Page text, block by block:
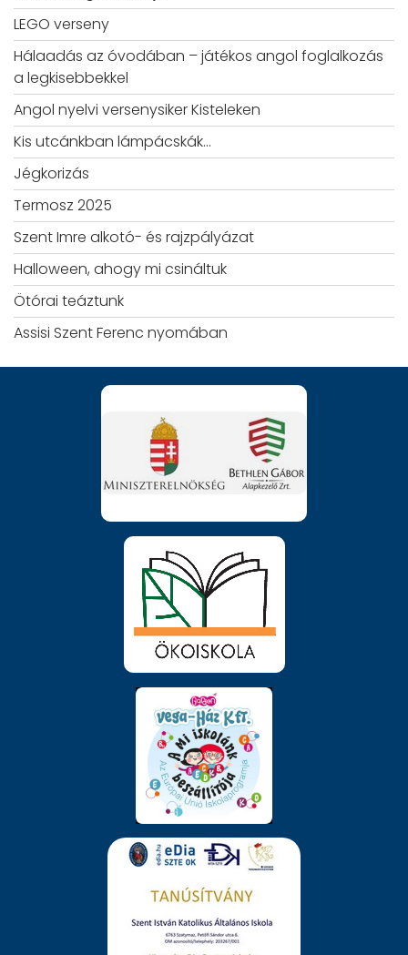
LEGO verseny
Hálaadás az óvodában – játékos angol foglalkozás
a legkisebbekkel
Angol nyelvi versenysiker Kisteleken
Kis utcánkban lámpácskák…
Jégkorizás
Termosz 2025
Szent Imre alkotó- és rajzpályázat
Halloween, ahogy mi csináltuk
Ötórai teáztunk
Assisi Szent Ferenc nyomában